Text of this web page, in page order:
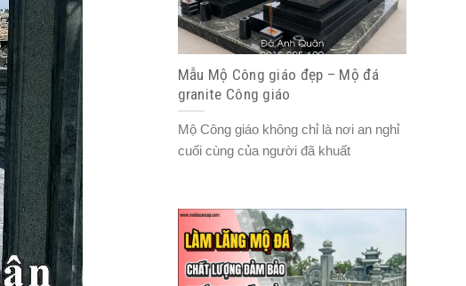
Mẫu Mộ Công giáo đẹp – Mộ đá
granite Công giáo
Mộ Công giáo không chỉ là nơi an nghỉ
cuối cùng của người đã khuất